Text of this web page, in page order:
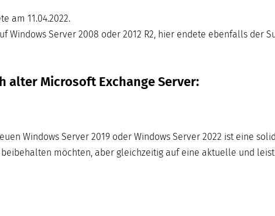
am 11.04.2022.
Windows Server 2008 oder 2012 R2, hier endete ebenfalls der
Microsoft Exchange Server:
Windows Server 2019 oder Windows Server 2022 ist eine
möchten, aber gleichzeitig auf eine aktuelle und